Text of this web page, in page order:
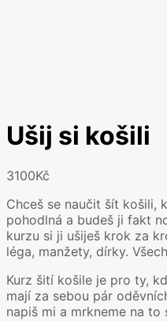
Ušij si košili
3100Kč
Chceš se naučit šít košili,
pohodlná a budeš ji fakt
kurzu si ji ušiješ krok za
léga, manžety, dírky.
Kurz šití košile je pro ty,
mají za sebou pár
napiš mi a mrkneme na to